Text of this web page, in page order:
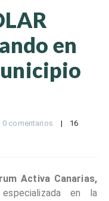
en
0 comentarios |
16
Activa Canarias,
en la